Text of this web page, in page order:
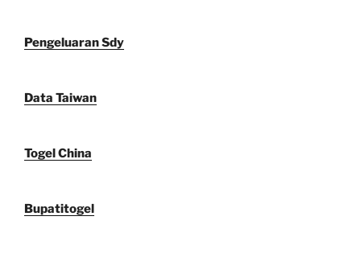
Pengeluaran Sdy
Data Taiwan
Togel China
Bupatitogel